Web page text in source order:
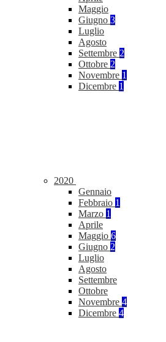
Maggio
Giugno 3
Luglio
Agosto
Settembre 2
Ottobre 2
Novembre 1
Dicembre 1
2020
Gennaio
Febbraio 1
Marzo 1
Aprile
Maggio 6
Giugno 2
Luglio
Agosto
Settembre
Ottobre
Novembre 4
Dicembre 4